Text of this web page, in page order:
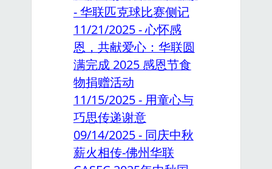
- 华联匹克球比赛侧记
11/21/2025 - 心怀感
恩，共献爱心：华联圆
满完成 2025 感恩节食
物捐赠活动
11/15/2025 - 用童心与
巧思传递谢意
09/14/2025 - 同庆中秋
薪火相传-佛州华联